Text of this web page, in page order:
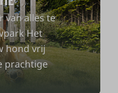
van alles te
Het
hond vrij
prachtige